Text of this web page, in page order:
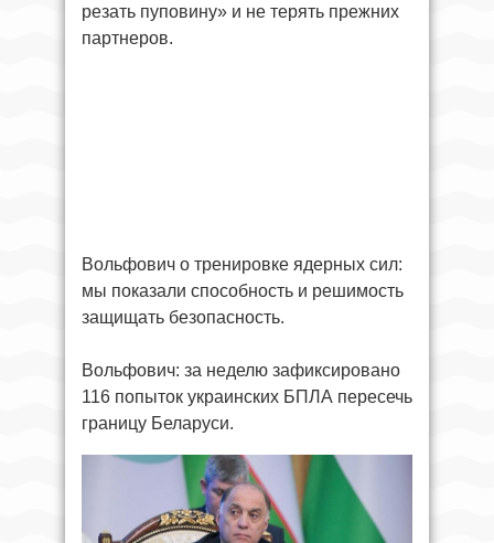
резать пуповину» и не терять прежних
партнеров.
Вольфович о тренировке ядерных сил:
мы показали способность и решимость
защищать безопасность.
Вольфович: за неделю зафиксировано
116 попыток украинских БПЛА пересечь
границу Беларуси.